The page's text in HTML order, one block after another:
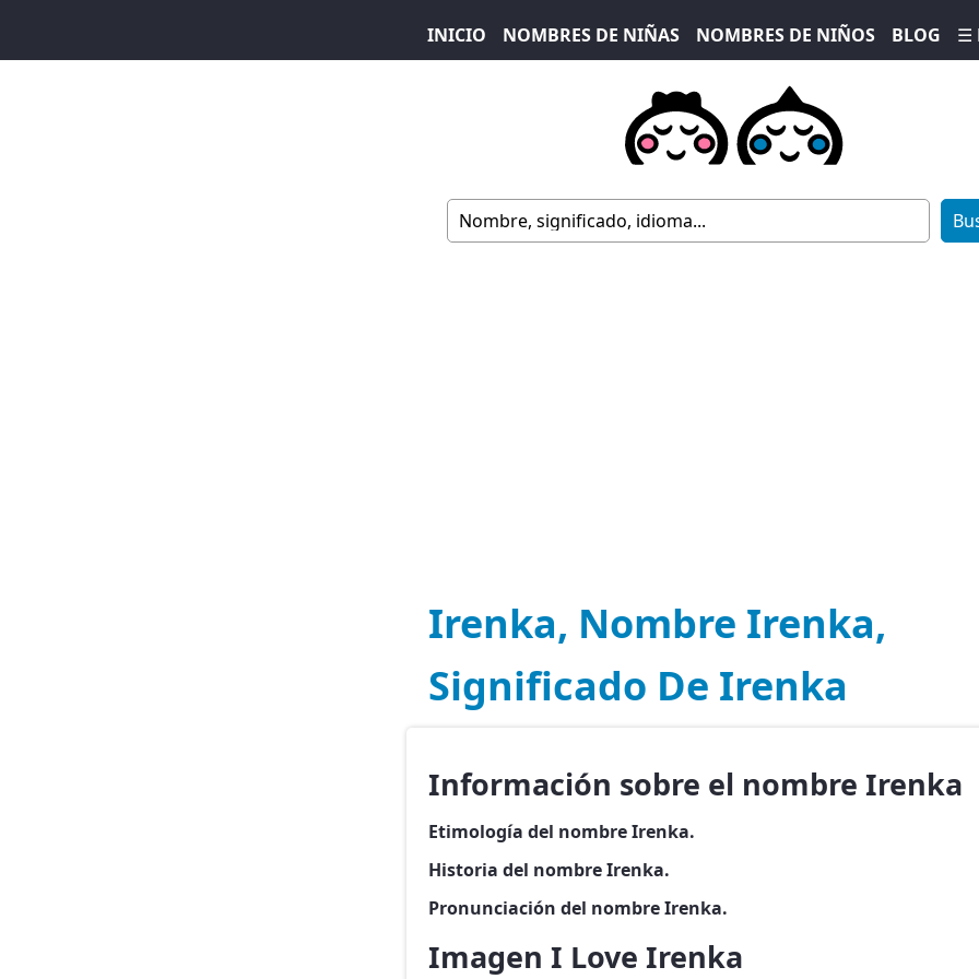
INICIO NOMBRES DE NIÑAS NOMBRES DE NIÑOS BLOG ☰
Irenka, Nombre Irenka,
Significado De Irenka
Información sobre el nombre Irenka
Etimología del nombre Irenka.
Historia del nombre Irenka.
Pronunciación del nombre Irenka.
Imagen I Love Irenka